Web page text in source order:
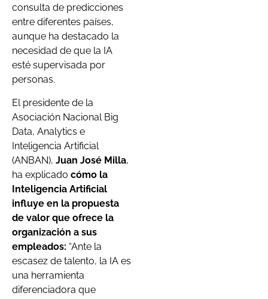
consulta de predicciones
entre diferentes países,
aunque ha destacado la
necesidad de que la IA
esté supervisada por
personas.
El presidente de la
Asociación Nacional Big
Data, Analytics e
Inteligencia Artificial
(ANBAN), Juan José Milla,
ha explicado cómo la
Inteligencia Artificial
influye en la propuesta
de valor que ofrece la
organización a sus
empleados: “Ante la
escasez de talento, la IA es
una herramienta
diferenciadora que